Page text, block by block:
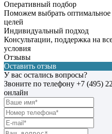
Оперативный подбор
Поможем выбрать оптимальное
целей
Индивидуальный подход
Консультации, поддержка на
условия
Отзывы
Оставить отзыв
У вас остались вопросы?
Звоните по телефону +7 (495)
онлайн